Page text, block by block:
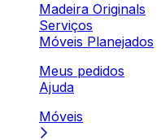
Madeira Originals
Serviços
Móveis Planejados
Meus pedidos
Ajuda
Móveis